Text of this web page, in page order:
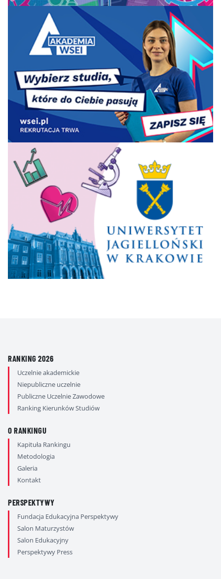
RANKING 2026
Uczelnie akademickie
Niepubliczne uczelnie
Publiczne Uczelnie Zawodowe
Ranking Kierunków Studiów
O RANKINGU
Kapituła Rankingu
Metodologia
Galeria
Kontakt
PERSPEKTYWY
Fundacja Edukacyjna Perspektywy
Salon Maturzystów
Salon Edukacyjny
Perspektywy Press